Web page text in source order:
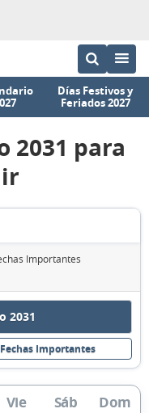
Días Festivos y
Feriados 2027
2031 para
Importantes
2031
Importantes
Vie Sáb Dom